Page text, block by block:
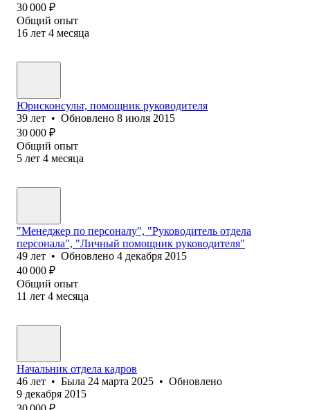
30 000 ₽
Общий опыт
16 лет 4 месяца
Юрисконсульт, помощник руководителя
39 лет • Обновлено 8 июля 2015
30 000 ₽
Общий опыт
5 лет 4 месяца
"Менеджер по персоналу", "Руководитель отдела
персонала", "Личный помощник руководителя"
49 лет • Обновлено 4 декабря 2015
40 000 ₽
Общий опыт
11 лет 4 месяца
Начальник отдела кадров
46 лет • Была 24 марта 2025 • Обновлено
9 декабря 2015